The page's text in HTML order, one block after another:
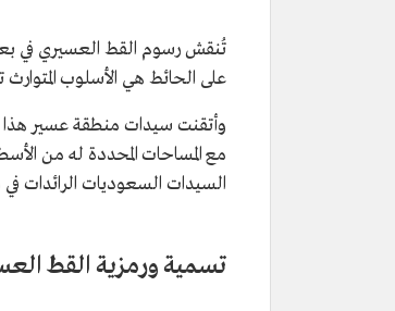
تُنقش رسوم القط العسيري في
على الحائط هي الأسلوب المتوارث
وأتقنت سيدات منطقة عسير هذا
مع المساحات المحددة له من
السيدات السعوديات الرائدات
تسمية ورمزية القط